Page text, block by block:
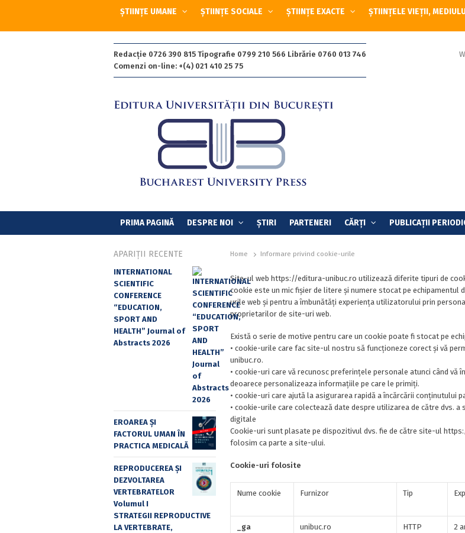
ȘTIINȚE UMANE ȘTIINȚE SOCIALE ȘTIINȚE EXACTE ȘTIINȚELE VIEȚII,
Redacție 0726 390 815 Tipografie 0799 210 566 Librărie 0760 013 746
Comenzi on-line: +(4) 021 410 25 75
PRIMA PAGINĂ DESPRE NOI ȘTIRI PARTENERI CĂRȚI PUBLICAȚII
Home Informare privind cookie-urile
Site-ul web https://editura-unibuc.ro utilizează diferite tipuri de
cookie este un mic fișier de litere și numere stocat pe
urile web și pentru a îmbunătăți experiența utilizatorului prin
proprietarilor de site-uri web.
Există o serie de motive pentru care un cookie poate fi stocat pe
• cookie-urile care fac site-ul nostru să funcționeze corect și vă
unibuc.ro.
• cookie-uri care vă recunosc preferințele personale atunci când
deoarece personalizeaza informațiile pe care le primiți.
• cookie-uri care ajută la asigurarea rapidă a încărcării conținutului
• cookie-urile care colectează date despre utilizarea de către dvs.
digitale
Cookie-uri sunt plasate pe dispozitivul dvs. fie de către site-ul
folosim ca parte a site-ului.
Cookie-uri folosite
Nume cookie Furnizor Tip
_ga unibuc.ro HTTP 2
APARIȚII RECENTE
INTERNATIONAL
SCIENTIFIC
CONFERENCE
“EDUCATION,
SPORT AND
HEALTH” Journal of
Abstracts 2026
EROAREA ȘI
FACTORUL UMAN ÎN
PRACTICA MEDICALĂ
REPRODUCEREA ȘI
DEZVOLTAREA
VERTEBRATELOR
Volumul I
STRATEGII REPRODUCTIVE
LA VERTEBRATE,